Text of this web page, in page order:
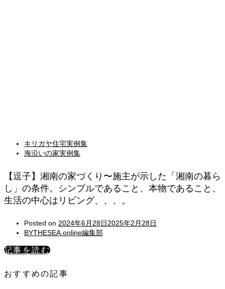
キリガヤ住宅実例集
海沿いの家実例集
【逗子】湘南の家づくり〜施主が示した「湘南の暮ら
し」の条件。シンプルであること、本物であること、
生活の中心はリビング、、、。
Posted on 2024年6月28日2025年2月28日
BYTHESEA.online編集部
記事を読む
おすすめの記事